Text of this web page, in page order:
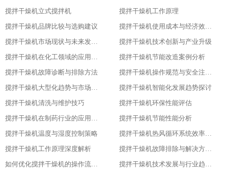
搅拌干燥机立式搅拌机
搅拌干燥机工作原理
搅拌干燥机品牌比较与选购建议
搅拌干燥机使用成本与经济效益分析
搅拌干燥机市场现状与未来发展趋势
搅拌干燥机技术创新与产业升级
搅拌干燥机在化工领域的应用实践
搅拌干燥机节能改造案例分析
搅拌干燥机故障诊断与排除方法
搅拌干燥机操作规范与安全注意事项
搅拌干燥机大型化趋势与市场应用
搅拌干燥机智能化发展趋势探讨
搅拌干燥机清洗与维护技巧
搅拌干燥机环保性能评估
搅拌干燥机在制药行业的应用与优化
搅拌干燥机节能性能分析
搅拌干燥机温度与湿度控制策略
搅拌干燥机热风循环系统效率研究
搅拌干燥机工作原理深度解析
搅拌干燥机故障排除与解决方案大全
如何优化搅拌干燥机的操作流程以提升产品质量
搅拌干燥机技术发展与行业趋势分析